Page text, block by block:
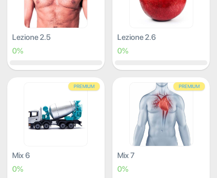
Lezione 2.5
0%
Lezione 2.6
0%
PREMIUM
Mix 6
0%
PREMIUM
Mix 7
0%